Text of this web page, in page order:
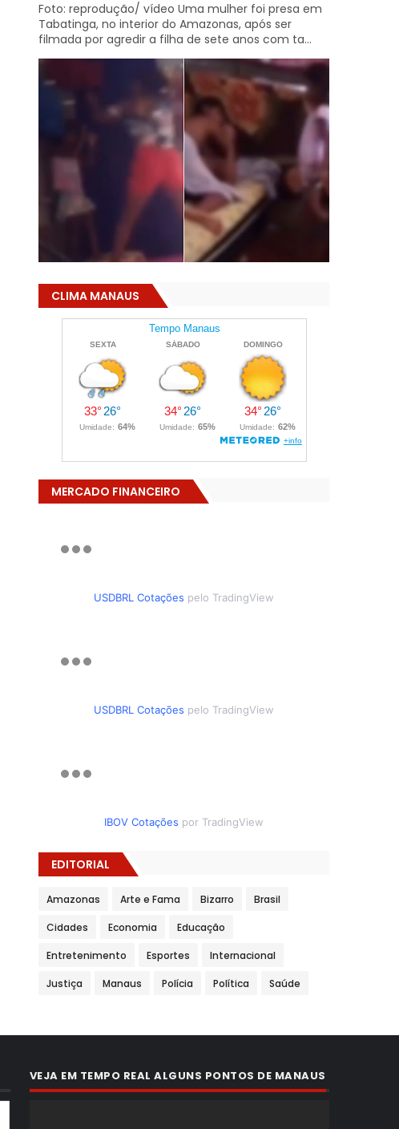
Foto: reprodução/ vídeo Uma mulher foi presa em
Tabatinga, no interior do Amazonas, após ser
filmada por agredir a filha de sete anos com ta...
CLIMA MANAUS
MERCADO FINANCEIRO
USDBRL Cotações pelo TradingView
USDBRL Cotações pelo TradingView
IBOV Cotações por TradingView
EDITORIAL
Amazonas Arte e Fama Bizarro Brasil
Cidades Economia Educação
Entretenimento Esportes Internacional
Justiça Manaus Polícia Política Saúde
VEJA EM TEMPO REAL ALGUNS PONTOS DE MANAUS